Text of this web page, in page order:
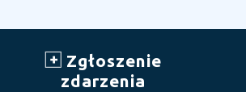
Zgłoszenie
zdarzenia